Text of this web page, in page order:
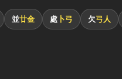
並廿金 處 卜弓 欠弓人